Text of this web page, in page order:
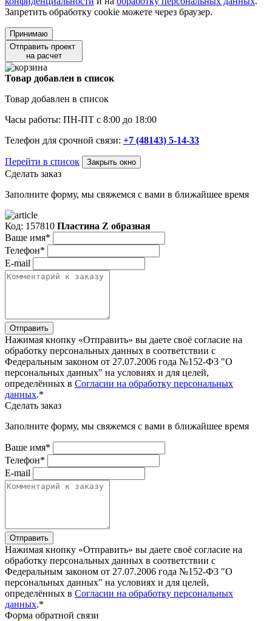
Запретить обработку cookie можете через браузер.
Принимаю
Отправить проект
на расчет
Товар добавлен в список
Товар добавлен в список
Часы работы: ПН-ПТ с 8:00 до 18:00
Телефон для срочной связи: +7 (48143) 5-14-33
Перейти в список Закрыть окно
Сделать заказ
Заполните форму, мы свяжемся с вами в ближайшее время
Код: 157810 Пластина Z образная
Ваше имя*
Телефон*
E-mail
Отправить
Нажимая кнопку «Отправить» вы даете своё согласие на
обработку персональных данных в соответствии с
Федеральным законом от 27.07.2006 года №152-Ф3 "О
персональных данных" на условиях и для целей,
определённых в Согласии на обработку персональных
данных.*
Сделать заказ
Заполните форму, мы свяжемся с вами в ближайшее время
Ваше имя*
Телефон*
E-mail
Отправить
Нажимая кнопку «Отправить» вы даете своё согласие на
обработку персональных данных в соответствии с
Федеральным законом от 27.07.2006 года №152-Ф3 "О
персональных данных" на условиях и для целей,
определённых в Согласии на обработку персональных
данных.*
Форма обратной связи